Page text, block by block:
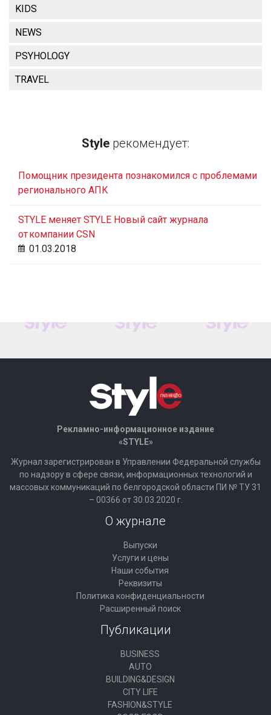
KIDS
NEWS
PSYHOLOGY
TRAVEL
Style рекомендует:
Помощник президента познакомился с проблемами
регионального АПК
STYLE меняет STYLE Новый сайт журнала
от компании CSN
01.03.2018
Рекламно-информационное издание
«STYLE»
Журнал зарегистрирован в Управлении Федеральной службы
по надзору в сфере связи, информационных технологий и
массовых коммуникаций по белгородской области ПИ № ТУ 31
– 00366 от 30.03.2020 г.
О журнале
Выпуски
Услуги и цены
Наши события
Реквизиты
Политика конфиденциальности
Расширенный поиск
Публикации
BUSINESS
AUTO
BUILDING&DESIGN
CITY LIFE
FASHION&STYLE